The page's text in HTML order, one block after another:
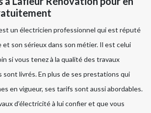
un électricien professionnel qui est réputé
et son sérieux dans son métier. Il est celui
si vous tenez à la qualité des travaux
sont livrés. En plus de ses prestations qui
en vigueur, ses tarifs sont aussi abordables.
d’électricité à lui confier et que vous